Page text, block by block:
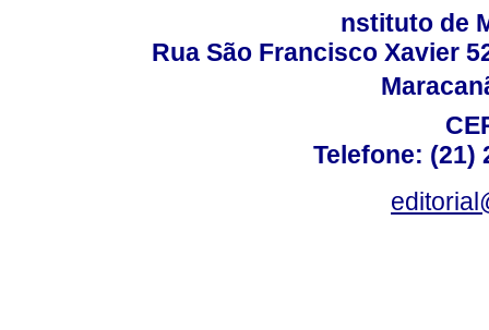
nstituto de
Rua São Francisco Xavier
Telefone: (21)